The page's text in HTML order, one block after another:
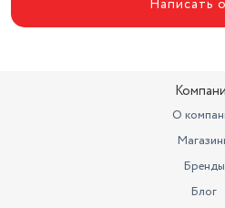
Написать
О
Бренды
Блог